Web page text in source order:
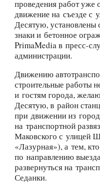
проведения работ уже
движение на съезде с
Десятую,
знаки и бетонное
PrimaMedia в пресс-
администрации.
Движению
строительные работы
и гостям города,
Десятую, в район
при движении из
на транспортной
Маковского с улицей
«Лазурная»), а тем,
по направлению
развернуться на
Седанки.